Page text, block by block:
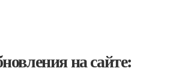
на сайте: